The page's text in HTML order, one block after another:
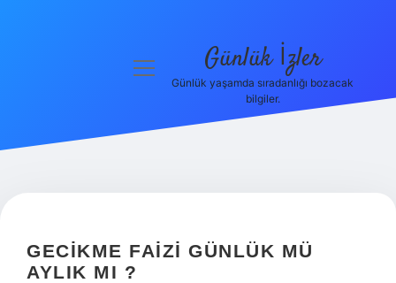
Hakkımızda
menüyü
Günlük İzler
Günlük yaşamda sıradanlığı bozacak
bilgiler.
GECIKME FAIZI GÜNLÜK MÜ
AYLIK MI ?